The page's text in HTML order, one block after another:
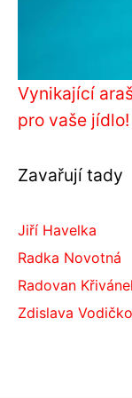
Vynikající
pro vaše jídlo!
Zavařují tady
Jiří Havelka
Radka Novotná
Radovan
Zdislava